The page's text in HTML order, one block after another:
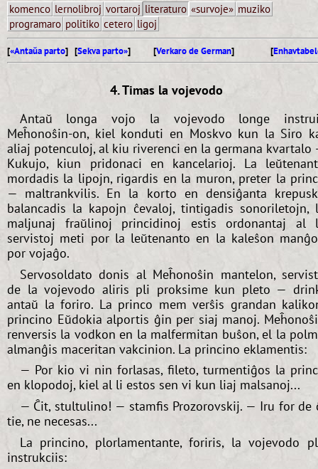
komenco lernolibroj vortaroj literaturo «survoje» muziko
programaro politiko cetero ligoj
[«Antaŭa parto] [Sekva parto»] [Verkaro de German] [
4. Timas la vojevodo
Antaŭ longa vojo la vojevodo longe
Meĥonoŝin-on, kiel konduti en Moskvo kun la Siro
aliaj potenculoj, al kiu riverenci en la germana kvartalo
Kukujo, kiun pridonaci en kancelarioj. La
mordadis la lipojn, rigardis en la muron, preter la
— maltrankvilis. En la korto en densiĝanta
balancadis la kapojn ĉevaloj, tintigadis sonoriletojn,
maljunaj fraŭlinoj princidinoj estis ordonantaj al
servistoj meti por la leŭtenanto en la kaleŝon
por vojaĝo.
Servosoldato donis al Meĥonoŝin mantelon,
de la vojevodo aliris pli proksime kun pleto —
antaŭ la foriro. La princo mem verŝis grandan
princino Eŭdokia alportis ĝin per siaj manoj.
renversis la vodkon en la malfermitan buŝon, el la
almanĝis maceritan vakcinion. La princino eklamentis:
— Por kio vi nin forlasas, fileto, turmentiĝos la
en klopodoj, kiel al li estos sen vi kun liaj malsanoj...
— Ĉit, stultulino! — stamfis Prozorovskij. — Iru for de
tie, ne necesas...
La princino, plorlamentante, foriris, la vojevodo
instrukciis: